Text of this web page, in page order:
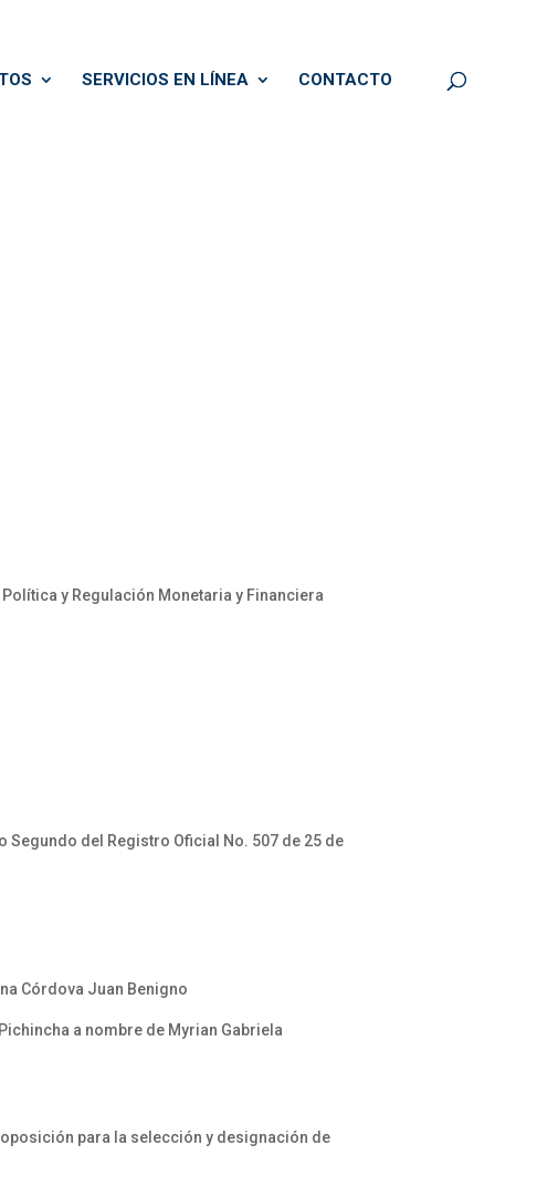
SERVICIOS EN LÍNEA CONTACTO
y Regulación Monetaria y Financiera
Segundo del Registro Oficial No. 507 de 25 de
Córdova Juan Benigno
a nombre de Myrian Gabriela
para la selección y designación de